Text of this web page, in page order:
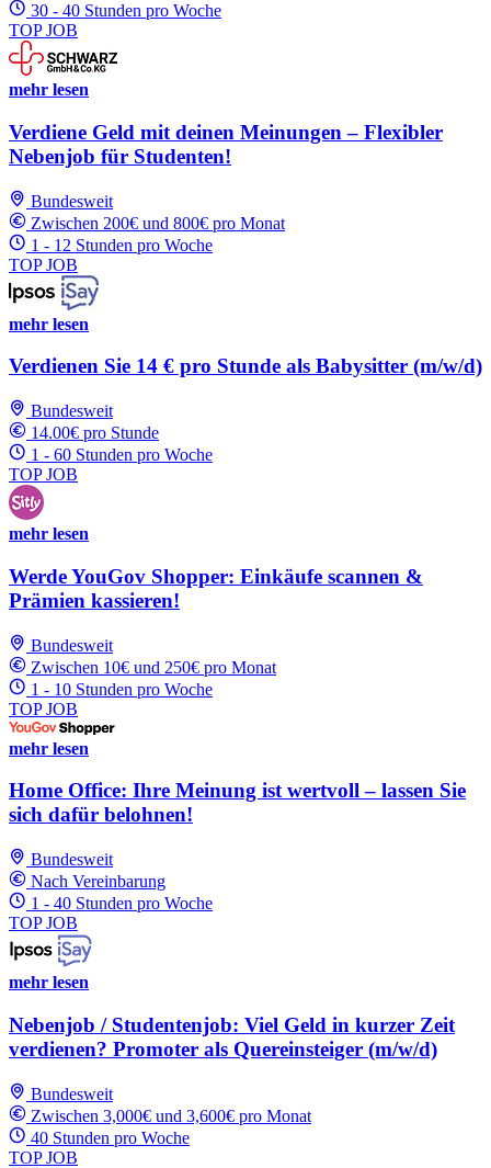
30 - 40 Stunden pro Woche
TOP JOB
mehr lesen
Verdiene Geld mit deinen Meinungen – Flexibler
Nebenjob für Studenten!
Bundesweit
Zwischen 200€ und 800€ pro Monat
1 - 12 Stunden pro Woche
TOP JOB
mehr lesen
Verdienen Sie 14 € pro Stunde als Babysitter (m/w/d)
Bundesweit
14.00€ pro Stunde
1 - 60 Stunden pro Woche
TOP JOB
mehr lesen
Werde YouGov Shopper: Einkäufe scannen &
Prämien kassieren!
Bundesweit
Zwischen 10€ und 250€ pro Monat
1 - 10 Stunden pro Woche
TOP JOB
mehr lesen
Home Office: Ihre Meinung ist wertvoll – lassen Sie
sich dafür belohnen!
Bundesweit
Nach Vereinbarung
1 - 40 Stunden pro Woche
TOP JOB
mehr lesen
Nebenjob / Studentenjob: Viel Geld in kurzer Zeit
verdienen? Promoter als Quereinsteiger (m/w/d)
Bundesweit
Zwischen 3,000€ und 3,600€ pro Monat
40 Stunden pro Woche
TOP JOB